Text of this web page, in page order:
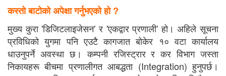
कस्तो बाटोको अपेक्षा गर्नुभएको हो ?
मुख्य कुरा 'डिजिटलाइजेसन' र 'एकद्वार प्रणाली' हो। अहिले सूचना
प्रविधिको युगमा पनि एउटै कागजात बोकेर १० वटा कार्यालय
धाउनुपर्ने अवस्था छ। कम्पनी रजिस्ट्रार र कर विभाग जस्ता
निकायहरू बीचमा प्रणालीगत आबद्धता (Integration) हुनुपर्छ।